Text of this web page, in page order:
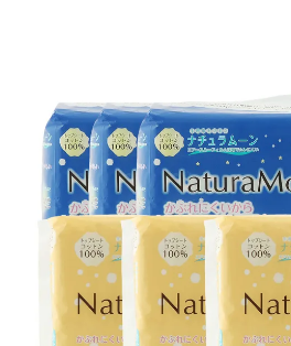
【定期便 送料
無料】NaturaM
oon(ナチュラ
ムーン) 生理用
ナプキン 羽な
し×6パックセ
ット(普通の日
用羽なし3パッ